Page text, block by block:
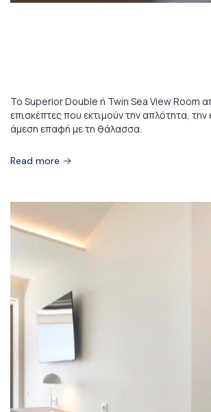
Το Superior Double ή Twin Sea View Room
επισκέπτες που εκτιμούν την απλότητα, την
άμεση επαφή με τη θάλασσα.
Read more